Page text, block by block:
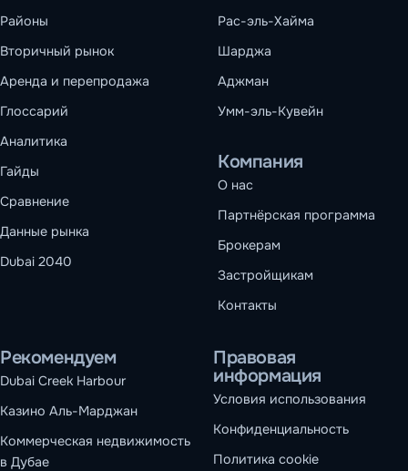
Районы
Вторичный рынок
Аренда и перепродажа
Глоссарий
Аналитика
Гайды
Сравнение
Данные рынка
Dubai 2040
Рас-эль-Хайма
Шарджа
Аджман
Умм-эль-Кувейн
Компания
О нас
Партнёрская программа
Брокерам
Застройщикам
Контакты
Рекомендуем
Dubai Creek Harbour
Казино Аль-Марджан
Коммерческая недвижимость
в Дубае
Правовая
информация
Условия использования
Конфиденциальность
Политика cookie